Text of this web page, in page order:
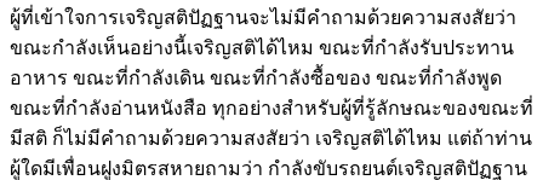
ผู้ที่เข้าใจการเจริญสติปัฏฐานจะไม่มีคำถามด้วยความสงสัยว่า
ขณะกำลังเห็นอย่างนี้เจริญสติได้ไหม ขณะที่กำลังรับประทาน
อาหาร ขณะที่กำลังเดิน ขณะที่กำลังซื้อของ ขณะที่กำลังพูด
ขณะที่กำลังอ่านหนังสือ ทุกอย่างสำหรับผู้ที่รู้ลักษณะของขณะที่
มีสติ ก็ไม่มีคำถามด้วยความสงสัยว่า เจริญสติได้ไหม แต่ถ้าท่าน
ผู้ใดมีเพื่อนฝูงมิตรสหายถามว่า กำลังขับรถยนต์เจริญสติปัฏฐาน